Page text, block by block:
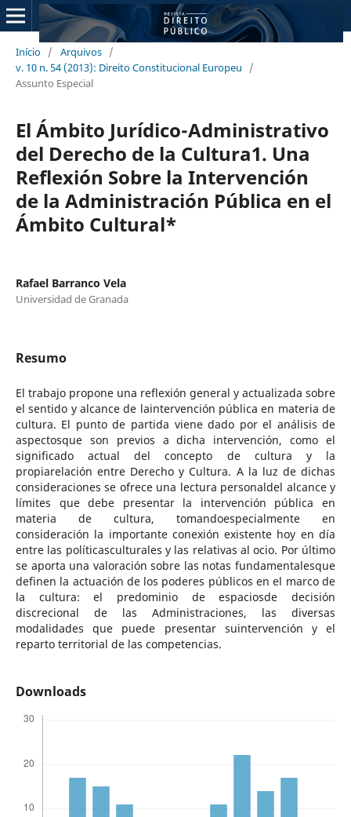
Início / Arquivos /
v. 10 n. 54 (2013): Direito Constitucional Europeu
/
Assunto Especial
El Ámbito Jurídico-Administrativo
del Derecho de la Cultura1. Una
Reflexión Sobre la Intervención
de la Administración Pública en el
Ámbito Cultural*
Rafael Barranco Vela
Universidad de Granada
Resumo
El trabajo propone una reflexión general y actualizada sobre
el sentido y alcance de laintervención pública en materia de
cultura. El punto de partida viene dado por el análisis de
aspectosque son previos a dicha intervención, como el
significado actual del concepto de cultura y la
propiarelación entre Derecho y Cultura. A la luz de dichas
consideraciones se ofrece una lectura personaldel alcance y
límites que debe presentar la intervención pública en
materia de cultura, tomandoespecialmente en
consideración la importante conexión existente hoy en día
entre las políticasculturales y las relativas al ocio. Por último
se aporta una valoración sobre las notas fundamentalesque
definen la actuación de los poderes públicos en el marco de
la cultura: el predominio de espaciosde decisión
discrecional de las Administraciones, las diversas
modalidades que puede presentar suintervención y el
reparto territorial de las competencias.
Downloads